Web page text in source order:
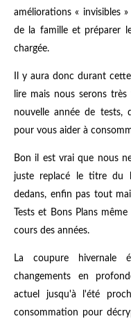
améliorations « invisibles
de la famille et préparer
chargée.
Il y aura donc durant
lire mais nous serons
nouvelle année de tests,
pour vous aider à
Bon il est vrai que nous
juste replacé le titre du
dedans, enfin pas tout
Tests et Bons Plans
cours des années.
La coupure
changements en
actuel jusqu'à l'été
consommation pour